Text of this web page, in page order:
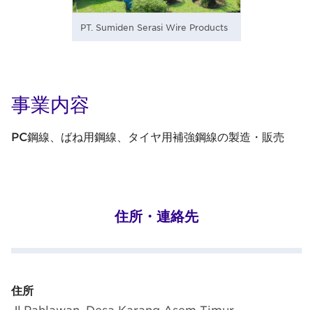
PT. Sumiden Serasi Wire Products
事業内容
PC鋼線、ばね用鋼線、タイヤ用補強鋼線の製造・販売
住所・連絡先
住所